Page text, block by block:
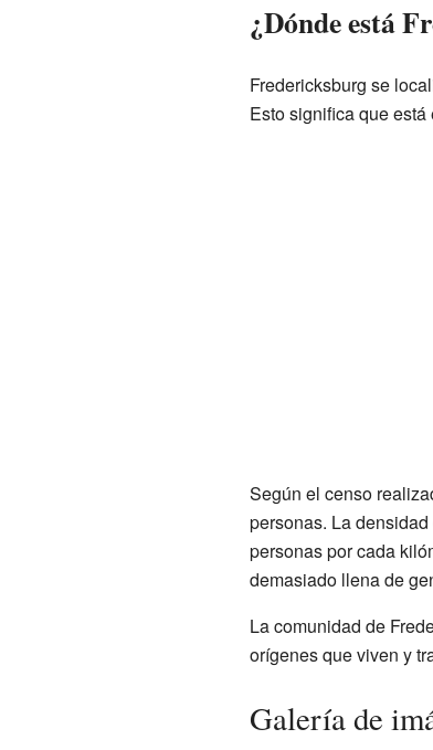
¿Dónde está
Fredericksburg se
Esto significa que
Según el censo
personas. La
personas por cada
demasiado llena de
La comunidad de
orígenes que viven y
Galería de